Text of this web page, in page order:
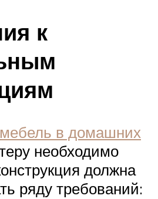
к
мебель в домашних
необходимо
должна
ряду требований: